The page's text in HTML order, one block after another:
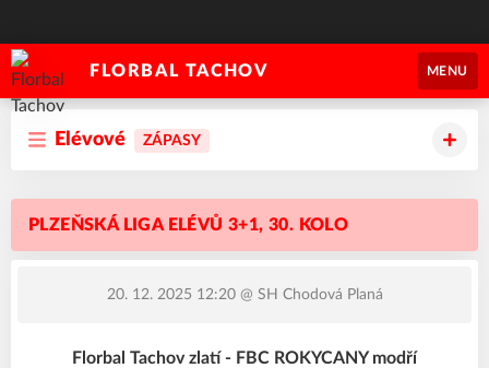
FLORBAL TACHOV MENU
Elévové ZÁPASY
PLZEŇSKÁ LIGA ELÉVŮ 3+1, 30. KOLO
20. 12. 2025 12:20@ SH Chodová Planá
Florbal Tachov zlatí - FBC ROKYCANY modří